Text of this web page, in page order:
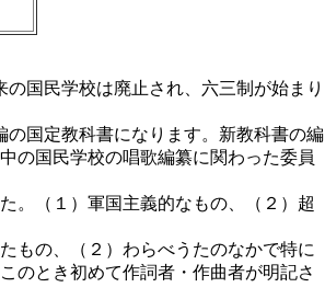
国民学校は廃止され、六三制が始まり
国定教科書になります。新教科書の編
の国民学校の唱歌編纂に関わった委員
。（１）軍国主義的なもの、（２）超
もの、（２）わらべうたのなかで特に
のとき初めて作詞者・作曲者が明記さ